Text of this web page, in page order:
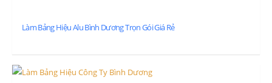
Làm Bảng Hiệu Alu Bình Dương Trọn Gói Giá Rẻ
LIÊN HỆ VỚI CHÚNG TÔI TẠI BÌNH DƯƠNG